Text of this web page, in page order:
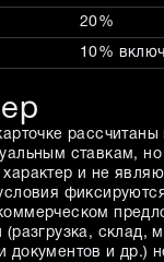
20%
10%
ставкам, но
и не
склад,
документов и др.)